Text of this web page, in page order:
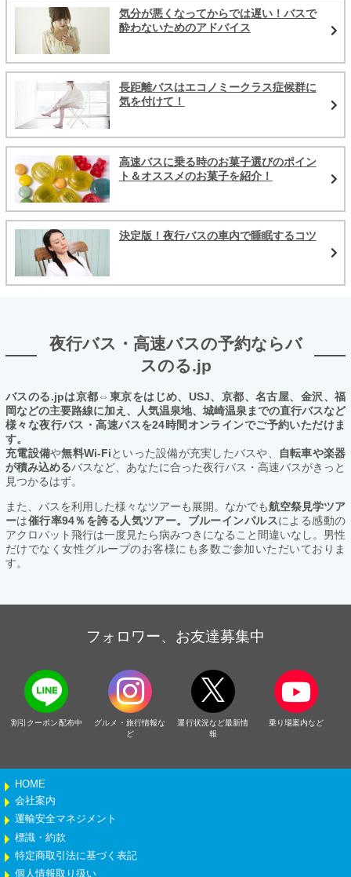
気分が悪くなってからでは遅い！バスで
酔わないためのアドバイス
長距離バスはエコノミークラス症候群に
気を付けて！
高速バスに乗る時のお菓子選びのポイン
ト＆オススメのお菓子を紹介！
決定版！夜行バスの車内で睡眠するコツ
夜行バス・高速バスの予約ならバ
スのる.jp
バスのる.jpは京都⇔東京をはじめ、USJ、京都、名古屋、金沢、福
岡などの主要路線に加え、人気温泉地、城崎温泉までの直行バスなど
様々な夜行バス・高速バスを24時間オンラインでご予約いただけま
す。
充電設備や無料Wi-Fiといった設備が充実したバスや、
自転車や楽器
が積み込めるバスなど、あなたに合った夜行バス・高速バスがきっと
見つかるはず。
また、バスを利用した様々なツアーも展開。なかでも航空祭見学ツア
ーは催行率94％を誇る人気ツアー。ブルーインパルスによる感動の
アクロバット飛行は一度見たら病みつきになること間違いなし。男性
だけでなく女性グループのお客様にも多数ご参加いただいておりま
す。
フォロワー、お友達募集中
割引クーポン配布中
グルメ・旅行情報な
ど
運行状況など最新情
報
乗り場案内など
HOME
会社案内
運輸安全マネジメント
標識・約款
特定商取引法に基づく表記
個人情報取り扱い